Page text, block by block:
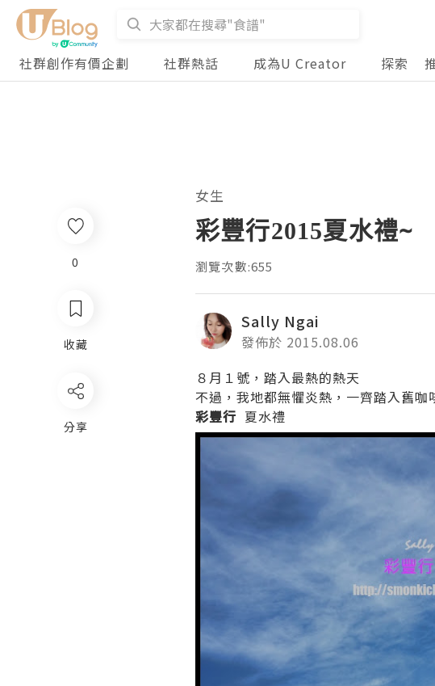
社群創作有價企劃
社群熱話 成為U Creator 探索
0
收藏
分享
女生
彩豐行2015夏水禮~
瀏覽次數:655
Sally Ngai
發佈於 2015.08.06
８月１號，踏入最熱的熱天
不過，我地都無懼炎熱，一齊踏入舊咖
彩豐行 夏水禮